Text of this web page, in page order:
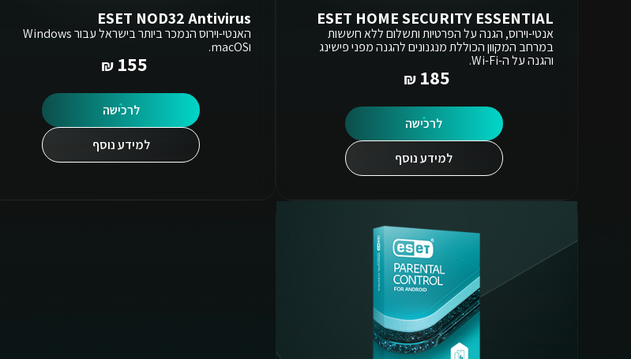
ESET HOME SECURITY ESSENTIAL
אנטי-וירוס, הגנה על הפרטיות ותשלום ללא חששות
במרחב המקוון הכוללת מנגנונים להגנה מפני פישינג
והגנה על ה-Wi-Fi.
185
לרכישה
למידע נוסף
ESET NOD32 Antivirus
האנטי-וירוס הנמכר ביותר בישראל עבור Windows
וmacOS.
155
לרכישה
למידע נוסף